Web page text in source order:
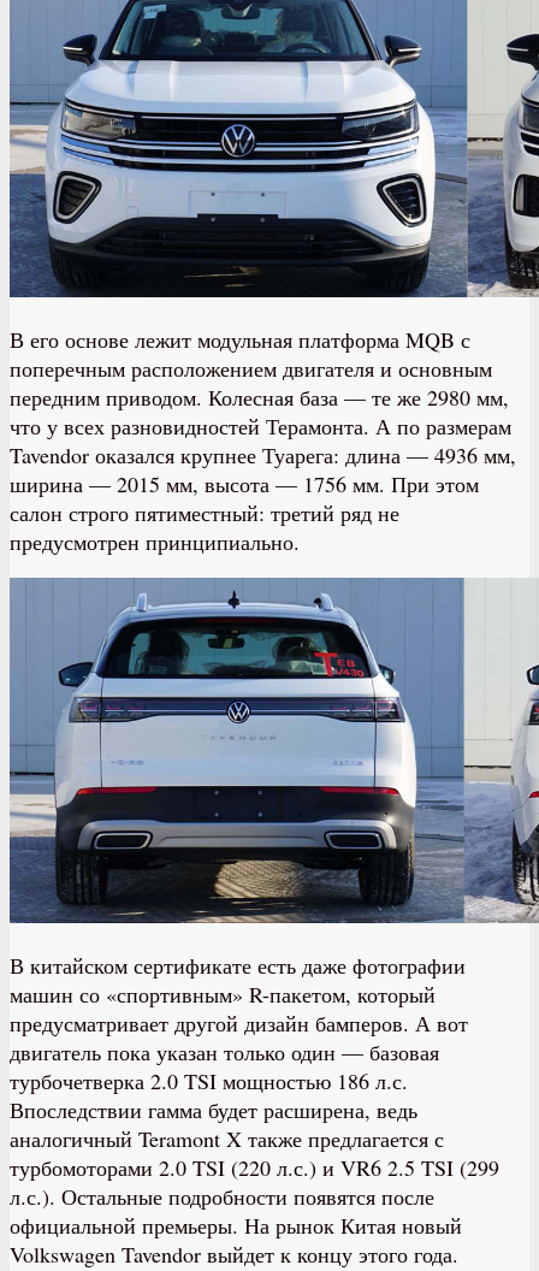
В его основе лежит модульная платформа MQB с
поперечным расположением двигателя и основным
передним приводом. Колесная база — те же 2980 мм,
что у всех разновидностей Терамонта. А по размерам
Tavendor оказался крупнее Туарега: длина — 4936 мм,
ширина — 2015 мм, высота — 1756 мм. При этом
салон строго пятиместный: третий ряд не
предусмотрен принципиально.
В китайском сертификате есть даже фотографии
машин со «спортивным» R-пакетом, который
предусматривает другой дизайн бамперов. А вот
двигатель пока указан только один — базовая
турбочетверка 2.0 TSI мощностью 186 л.с.
Впоследствии гамма будет расширена, ведь
аналогичный Teramont X также предлагается с
турбомоторами 2.0 TSI (220 л.с.) и VR6 2.5 TSI (299
л.с.). Остальные подробности появятся после
официальной премьеры. На рынок Китая новый
Volkswagen Tavendor выйдет к концу этого года.